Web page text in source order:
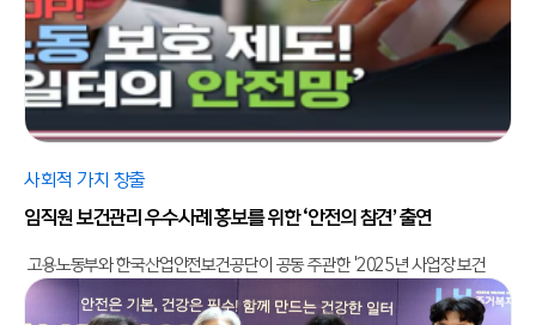
사회적 가치 창출
임직원 보건관리 우수사례 홍보를 위한 ‘안전의 참견’ 출연
고용노동부와 한국산업안전보건공단이 공동 주관한 '2025년 사업장 보건